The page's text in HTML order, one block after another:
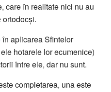
care în realitate nici nu au
în aplicarea Sfintelor
hotarele lor ecumenice)
între ele, dar nu sunt.
completarea, una este